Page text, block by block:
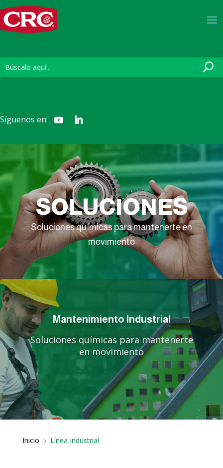
Síguenos en:
SOLUCIONES
Soluciones químicas para mantenerte en
movimiento
Mantenimiento Industrial
Soluciones químicas para mantenerte
en movimiento
Inicio 5 Línea Industrial